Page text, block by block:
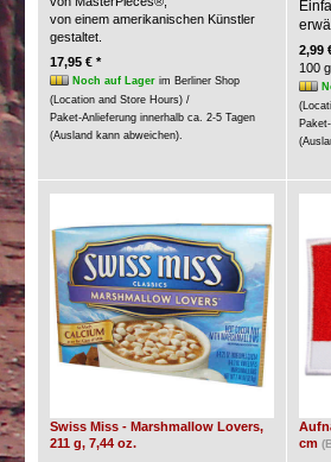
von einem amerikanischen Künstler
gestaltet.
17,95 € *
Noch auf Lagerim Berliner Shop
(Location and Store Hours) /
Paket-Anlieferung innerhalb ca. 2-5 Tagen
(Ausland kann abweichen).
2,99
100
Swiss Miss - Marshmallow Lovers,
211 g, 7,44 oz.
cm